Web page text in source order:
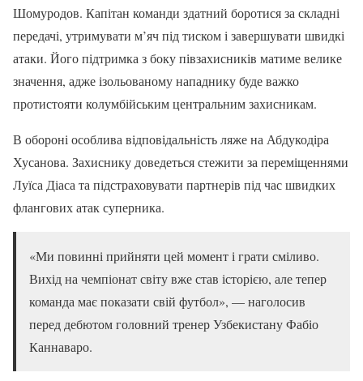
Шомуродов. Капітан команди здатний боротися за складні
передачі, утримувати м’яч під тиском і завершувати швидкі
атаки. Його підтримка з боку півзахисників матиме велике
значення, адже ізольованому нападнику буде важко
протистояти колумбійським центральним захисникам.
В обороні особлива відповідальність ляже на Абдукодіра
Хусанова. Захиснику доведеться стежити за переміщеннями
Луїса Діаса та підстраховувати партнерів під час швидких
флангових атак суперника.
«Ми повинні прийняти цей момент і грати сміливо.
Вихід на чемпіонат світу вже став історією, але тепер
команда має показати свій футбол», — наголосив
перед дебютом головний тренер Узбекистану Фабіо
Каннаваро.